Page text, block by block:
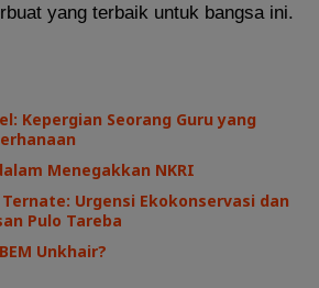
yang terbaik untuk bangsa ini.
Kepergian Seorang Guru yang
Menegakkan NKRI
Urgensi Ekokonservasi dan
Pulo Tareba
Unkhair?